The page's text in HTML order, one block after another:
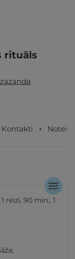
rituāls
Kontakti
reizi, 90 min., 1